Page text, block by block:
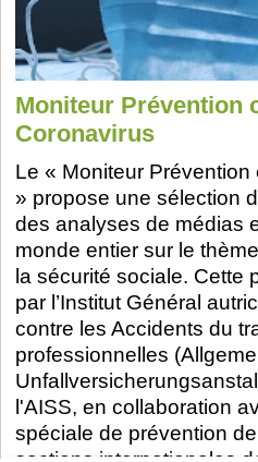
Moniteur Prévention
Coronavirus
Le « Moniteur
» propose une sélection
des analyses de médias
monde entier sur le
la sécurité sociale. Cette
par l’Institut Général
contre les Accidents du
professionnelles
l'AISS, en collaboration
spéciale de prévention